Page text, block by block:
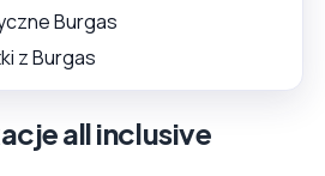
Burgas
z Burgas
all inclusive